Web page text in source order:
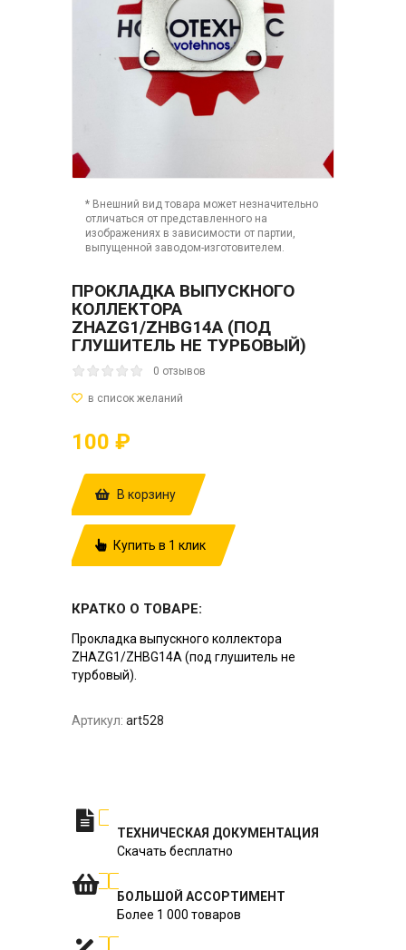
* Внешний вид товара может незначительно
отличаться от представленного на
изображениях в зависимости от партии,
выпущенной заводом-изготовителем.
ПРОКЛАДКА ВЫПУСКНОГО
КОЛЛЕКТОРА
ZHAZG1/ZHBG14A (ПОД
ГЛУШИТЕЛЬ НЕ ТУРБОВЫЙ)
0 отзывов
100 ₽
В корзину
Купить в 1 клик
КРАТКО О ТОВАРЕ:
Прокладка выпускного коллектора
ZHAZG1/ZHBG14A (под глушитель не
турбовый).
Артикул: art528
ТЕХНИЧЕСКАЯ ДОКУМЕНТАЦИЯ
Скачать бесплатно
БОЛЬШОЙ АССОРТИМЕНТ
Более 1 000 товаров